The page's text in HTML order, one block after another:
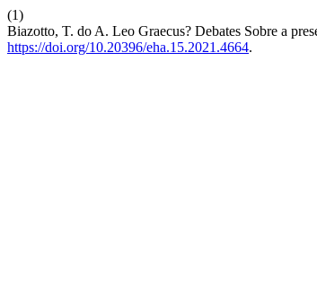
(1)
Biazotto, T. do A. Leo Graecus? Debates Sobre a
https://doi.org/10.20396/eha.15.2021.4664.